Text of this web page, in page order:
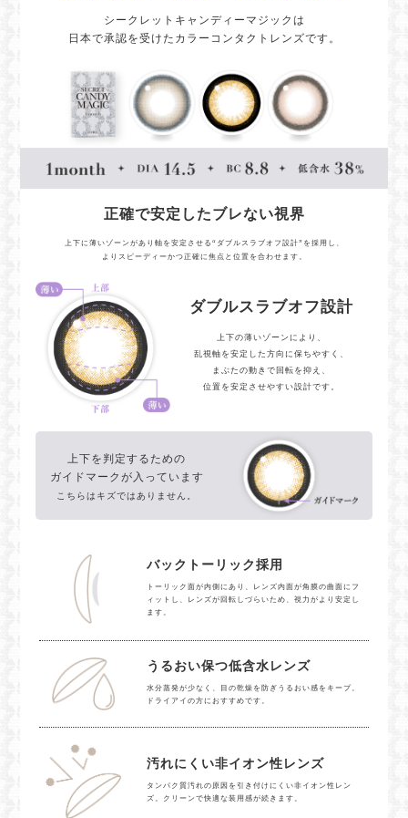
シークレットキャンディーマジックは
日本で承認を受けたカラーコンタクトレンズです。
正確で安定したブレない視界
上下に薄いゾーンがあり軸を安定させる“ダブルスラブオフ設計”を採用し、
よりスピーディーかつ正確に焦点と位置を合わせます。
ダブルスラブオフ設計
上下の薄いゾーンにより、
乱視軸を安定した方向に保ちやすく、
まぶたの動きで回転を抑え、
位置を安定させやすい設計です。
上下を判定するための
ガイドマークが入っています
こちらはキズではありません。
バックトーリック採用
トーリック面が内側にあり、レンズ内面が角膜の曲面にフ
ィットし、レンズが回転しづらいため、視力がより安定し
ます。
うるおい保つ低含水レンズ
水分蒸発が少なく、目の乾燥を防ぎうるおい感をキープ。
ドライアイの方におすすめです。
汚れにくい非イオン性レンズ
タンパク質汚れの原因を引き付けにくい非イオン性レン
ズ。クリーンで快適な装用感が続きます。